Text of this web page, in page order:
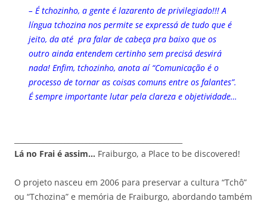
– É tchozinho, a gente é lazarento de privilegiado!!! A
língua tchozina nos permite se expressá de tudo que é
jeito, da até pra falar de cabeça pra baixo que os
outro ainda entendem certinho sem precisá desvirá
nada! Enfim, tchozinho, anota aí “Comunicação é o
processo de tornar as coisas comuns entre os falantes”.
É sempre importante lutar pela clareza e objetividade…
Lá no Frai é assim… Fraiburgo, a Place to be discovered!
O projeto nasceu em 2006 para preservar a cultura “Tchô”
ou “Tchozina” e memória de Fraiburgo, abordando também